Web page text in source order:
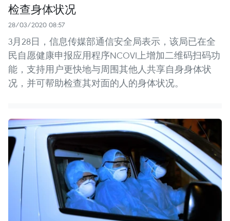
检查身体状况
28/03/2020 08:57
3月28日，信息传媒部通信安全局表示，该局已在全
民自愿健康申报应用程序NCOVI上增加二维码扫码功
能，支持用户更快地与周围其他人共享自身身体状
况，并可帮助检查其对面的人的身体状况。